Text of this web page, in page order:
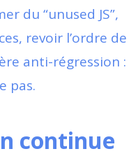
du “unused JS”,
revoir l’ordre de
anti-régression :
pas.
continue